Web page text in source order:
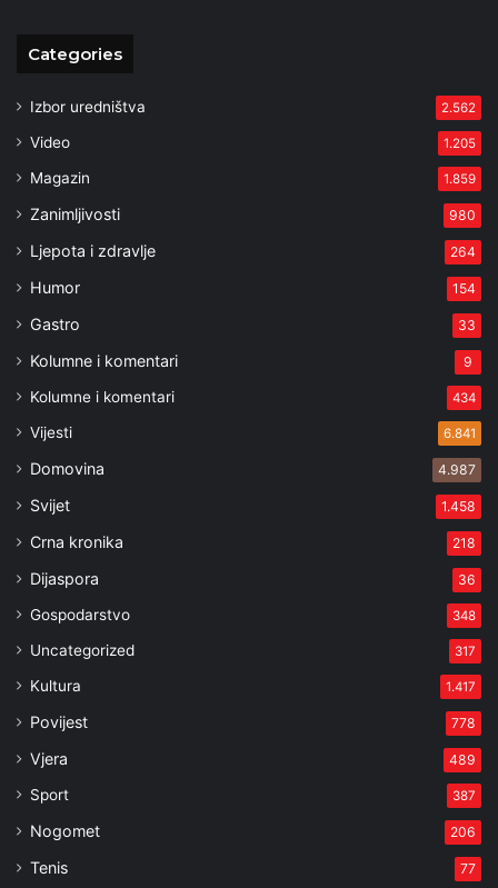
Categories
Izbor uredništva 2.562
Video 1.205
Magazin 1.859
Zanimljivosti 980
Ljepota i zdravlje 264
Humor 154
Gastro 33
Kolumne i komentari 9
Kolumne i komentari 434
Vijesti 6.841
Domovina 4.987
Svijet 1.458
Crna kronika 218
Dijaspora 36
Gospodarstvo 348
Uncategorized 317
Kultura 1.417
Povijest 778
Vjera 489
Sport 387
Nogomet 206
Tenis 77